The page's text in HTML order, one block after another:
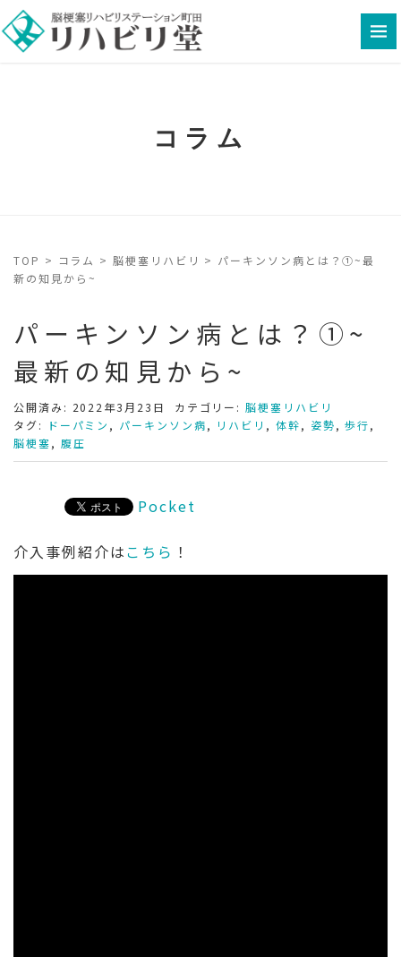
コラム
TOP > コラム >脳梗塞リハビリ > パーキンソン病とは？①~最
新の知見から~
パーキンソン病とは？①~
最新の知見から~
公開済み: 2022年3月23日 カテゴリー:脳梗塞リハビリ
タグ:
ドーパミン , パーキンソン病, リハビリ , 体幹, 姿勢,歩行,
脳梗塞, 腹圧
Pocket
介入事例紹介はこちら ！